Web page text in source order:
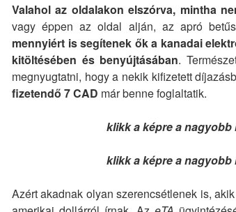
Valahol az oldalakon elszórva, mintha
vagy éppen az oldal alján, az apró
mennyiért is segítenek ők a kanadai
kitöltésében és benyújtásában.
megnyugtatni, hogy a nekik kifizetett
fizetendő 7 CAD már benne foglaltatik.
klikk a képre a nagyobb
klikk a képre a nagyobb
Azért akadnak olyan szerencsétlenek is,